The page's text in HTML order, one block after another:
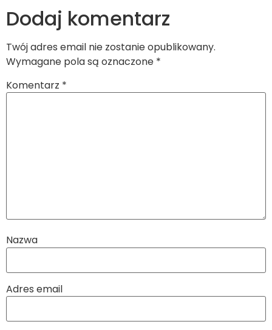
Dodaj komentarz
Twój adres email nie zostanie opublikowany.
Wymagane pola są oznaczone *
Komentarz *
Nazwa
Adres email